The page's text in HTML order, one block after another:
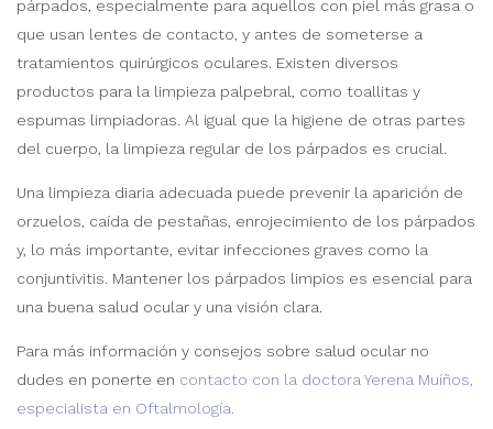
párpados, especialmente para aquellos con piel más grasa o
que usan lentes de contacto, y antes de someterse a
tratamientos quirúrgicos oculares. Existen diversos
productos para la limpieza palpebral, como toallitas y
espumas limpiadoras. Al igual que la higiene de otras partes
del cuerpo, la limpieza regular de los párpados es crucial.
Una limpieza diaria adecuada puede prevenir la aparición de
orzuelos, caída de pestañas, enrojecimiento de los párpados
y, lo más importante, evitar infecciones graves como la
conjuntivitis. Mantener los párpados limpios es esencial para
una buena salud ocular y una visión clara.
Para más información y consejos sobre salud ocular no
dudes en ponerte en contacto con la doctora Yerena Muíños,
especialista en Oftalmología.